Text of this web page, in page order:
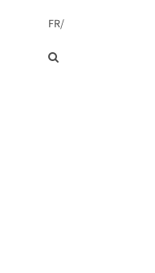
FR/